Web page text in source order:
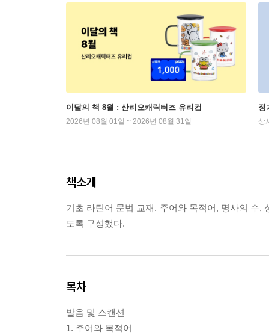
이달의 책 8월 : 산리오캐릭터즈 유리컵
2026년 08월 01일 ~ 2026년 08월 31일
정
상
책소개
기초 라틴어 문법 교재. 주어와 목적어, 명사의 수,
도록 구성했다.
목차
발음 및 스캔션
1. 주어와 목적어